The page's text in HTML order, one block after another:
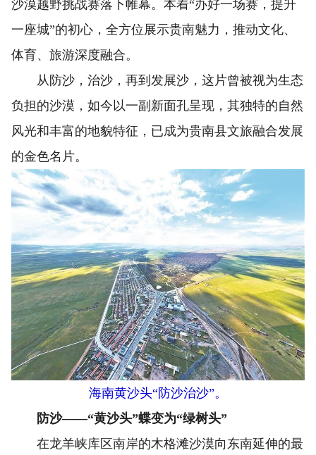
沙漠越野挑战赛落下帷幕。本着“办好一场赛，提升
一座城”的初心，全方位展示贵南魅力，推动文化、
体育、旅游深度融合。
从防沙，治沙，再到发展沙，这片曾被视为生态
负担的沙漠，如今以一副新面孔呈现，其独特的自然
风光和丰富的地貌特征，已成为贵南县文旅融合发展
的金色名片。
海南黄沙头“防沙治沙”。
防沙——“黄沙头”蝶变为“绿树头”
在龙羊峡库区南岸的木格滩沙漠向东南延伸的最